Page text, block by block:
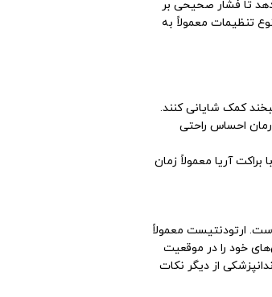
تا فشار صحیحی بر
تنظیمات معمولاً به
کمک شایانی کنند.
احساس راحتی
آریا معمولاً زمان
ارتودنتیست معمولاً
خود را در موقعیت
از دیگر نکات